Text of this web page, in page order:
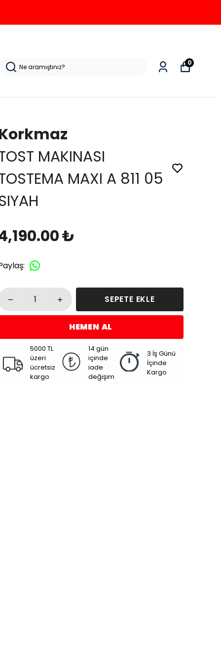
0
MAKINASI
MAXI A 811 05
₺
:
SEPETE EKLE
HEMEN AL
5000 TL
üzeri
ücretsiz
kargo
14 gün
içinde
iade
değişim
3 İş Günü
İçinde
Kargo